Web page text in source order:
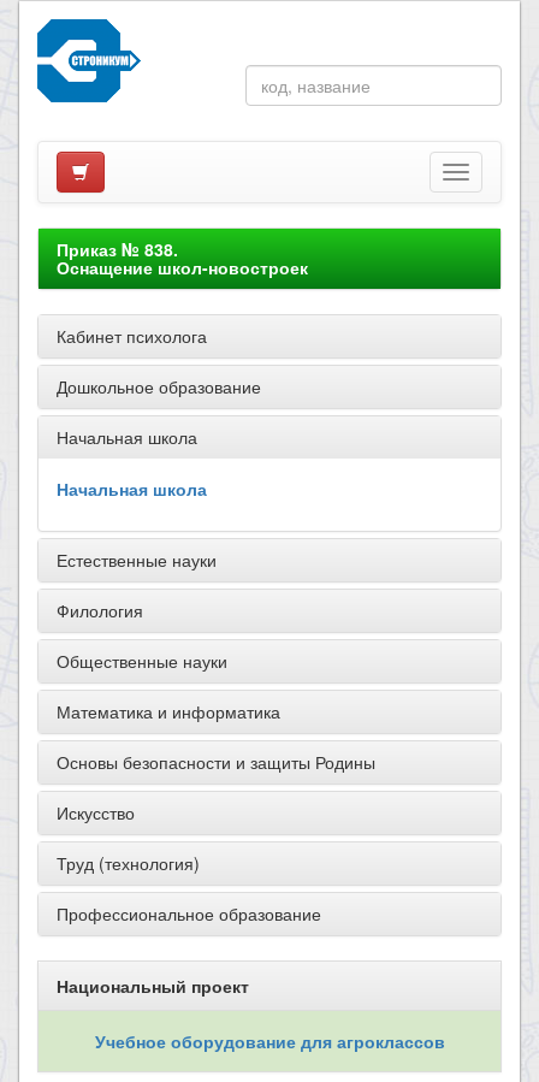
Приказ № 838.
Оснащение школ-новостроек
Кабинет психолога
Дошкольное образование
Начальная школа
Начальная школа
Естественные науки
Филология
Общественные науки
Математика и информатика
Основы безопасности и защиты Родины
Искусство
Труд (технология)
Профессиональное образование
Национальный проект
Учебное оборудование для агроклассов